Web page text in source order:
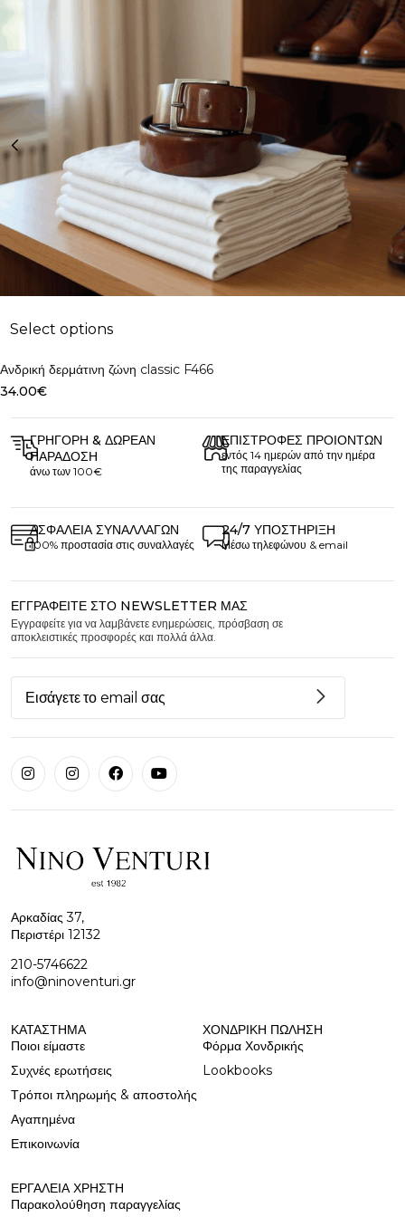
Select options
Ανδρική δερμάτινη ζώνη classic F466
34.00€
ΓΡΉΓΟΡΗ & ΔΩΡΕΆΝ
ΠΑΡΆΔΟΣΗ
άνω των 100€
ΕΠΙΣΤΡΟΦΈΣ ΠΡΟΙΌΝΤΩΝ
εντός 14 ημερών από την ημέρα
της παραγγελίας
ΑΣΦΆΛΕΙΑ ΣΥΝΑΛΛΑΓΏΝ
100% προστασία στις συναλλαγές
24/7 ΥΠΟΣΤΉΡΙΞΗ
Μέσω τηλεφώνου & email
ΕΓΓΡΑΦΕΊΤΕ ΣΤΟ NEWSLETTER ΜΑΣ
Εγγραφείτε για να λαμβάνετε ενημερώσεις, πρόσβαση σε
αποκλειστικές προσφορές και πολλά άλλα.
Αρκαδίας 37,
Περιστέρι 12132
210-5746622
info@ninoventuri.gr
ΚΑΤΆΣΤΗΜΑ
Ποιοι είμαστε
Συχνές ερωτήσεις
Τρόποι πληρωμής & αποστολής
Αγαπημένα
Επικοινωνία
ΧΟΝΔΡΙΚΉ ΠΩΛΗΣΗ
Φόρμα Χονδρικής
Lookbooks
ΕΡΓΑΛΕΊΑ ΧΡΉΣΤΗ
Παρακολούθηση παραγγελίας